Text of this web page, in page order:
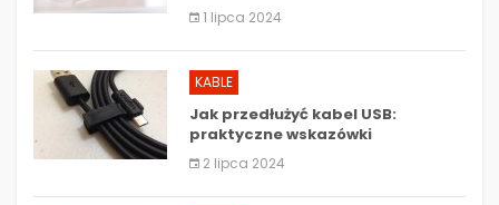
1 lipca 2024
KABLE
Jak przedłużyć kabel USB:
praktyczne wskazówki
2 lipca 2024